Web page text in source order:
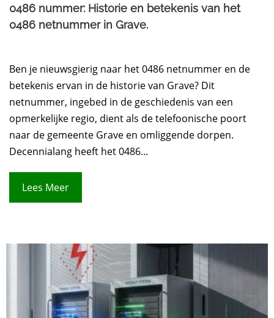
0486 nummer: Historie en betekenis van het
0486 netnummer in Grave.​
Ben je nieuwsgierig naar het 0486 netnummer en de
betekenis ervan in de historie van Grave? Dit
netnummer, ingebed in de geschiedenis van een
opmerkelijke regio, dient als de telefoonische poort
naar de gemeente Grave en omliggende dorpen.
Decennialang heeft het 0486...
Lees Meer